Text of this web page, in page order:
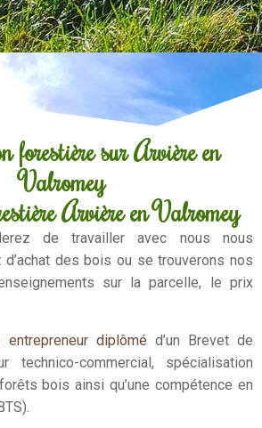
forestière sur Arvière en
Valromey
Arvière en Valromey
de travailler avec nous nous
d’achat des bois ou se trouverons nos
sur la parcelle, le prix
entrepreneur diplômé d’un Brevet de
technico-commercial, spécialisation
bois ainsi qu’une compétence en